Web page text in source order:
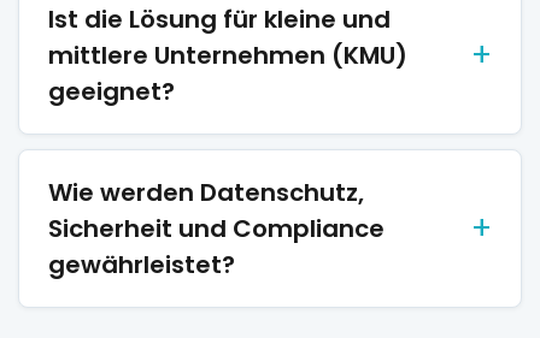
Ist die Lösung für kleine und
mittlere Unternehmen (KMU)
geeignet?
Wie werden Datenschutz,
Sicherheit und Compliance
gewährleistet?